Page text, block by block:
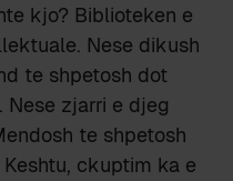
kjo? Biblioteken e
Nese dikush
te shpetosh dot
zjarri e djeg
te shpetosh
ckuptim ka e